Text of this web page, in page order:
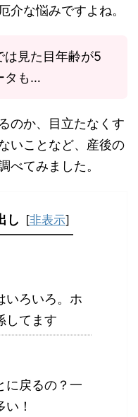
介な悩みですよね。
は見た目年齢が5
タも…
のか、目立たなくす
いことなど、産後の
べてみました。
し [非表示]
いろいろ。ホ
してます
に戻るの？一
！